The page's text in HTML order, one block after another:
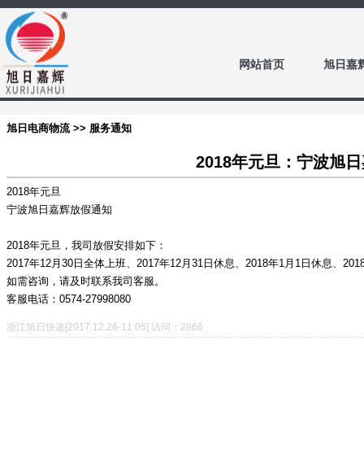
网站首页 旭日嘉
旭日电商物流 >> 服务通知
2018年元旦：宁波旭
2018年元旦
宁波旭日嘉辉放假通知
2018年元旦，我司放假安排如下：
2017年12月30日全体上班、2017年12月31日休息、2018年1月1日休息、
如需咨询，请及时联系我司客服。
客服电话：0574-27998080
浙江旭日快递[2017.12.26-11:05] 访问：2866